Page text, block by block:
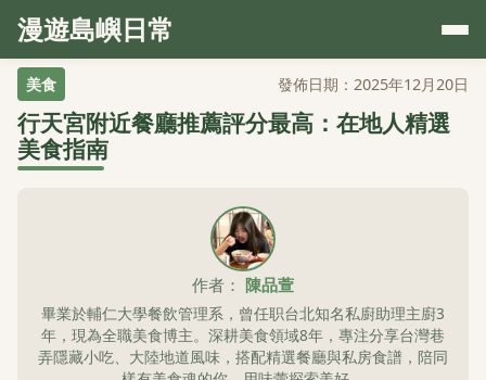
漫遊島嶼日常
美食 發佈日期：2025年12月20日
行天宮附近餐廳推薦評分最高：在地人精選
美食指南
作者： 陳品萱
畢業於輔仁大學餐飲管理系，曾任职台北知名私廚助理主廚3
年，現為全職美食博主。深耕美食領域8年，專注分享台灣巷
弄隱藏小吃、大陸地道風味，搭配精選餐廳與私房食譜，陪同